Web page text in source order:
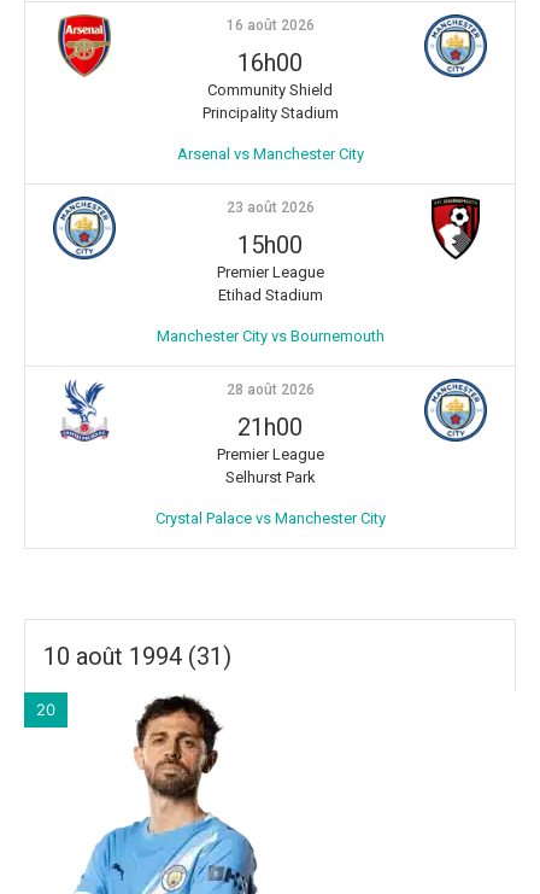
16 août 2026
16h00
Community Shield
Principality Stadium
Arsenal vs Manchester City
23 août 2026
15h00
Premier League
Etihad Stadium
Manchester City vs Bournemouth
28 août 2026
21h00
Premier League
Selhurst Park
Crystal Palace vs Manchester City
10 août 1994 (31)
20